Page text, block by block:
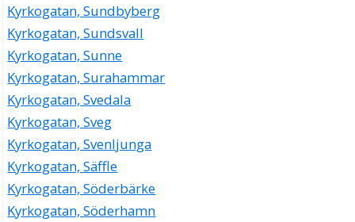
Kyrkogatan, Sundbyberg
Kyrkogatan, Sundsvall
Kyrkogatan, Sunne
Kyrkogatan, Surahammar
Kyrkogatan, Svedala
Kyrkogatan, Sveg
Kyrkogatan, Svenljunga
Kyrkogatan, Säffle
Kyrkogatan, Söderbärke
Kyrkogatan, Söderhamn